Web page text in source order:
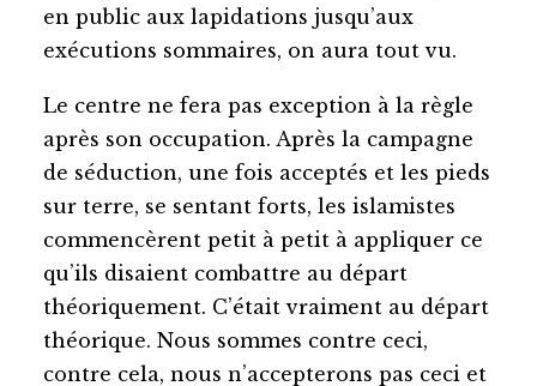
en public aux lapidations jusqu’aux
exécutions sommaires, on aura tout vu.
Le centre ne fera pas exception à la règle
après son occupation. Après la campagne
de séduction, une fois acceptés et les pieds
sur terre, se sentant forts, les islamistes
commencèrent petit à petit à appliquer ce
qu’ils disaient combattre au départ
théoriquement. C’était vraiment au départ
théorique. Nous sommes contre ceci,
contre cela, nous n’accepterons pas ceci et